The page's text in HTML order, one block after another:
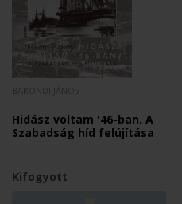
Hidász voltam '46-ban. A
Szabadság híd felújítása
Kifogyott